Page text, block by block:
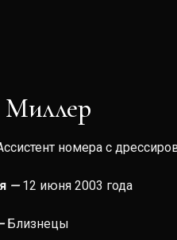
Миллер
номера с
— 12 июня 2003 года
Близнецы